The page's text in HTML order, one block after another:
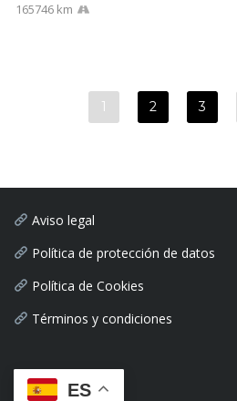
165746 km
1 2 3
Aviso legal
Política de protección de datos
Política de Cookies
Términos y condiciones
ES